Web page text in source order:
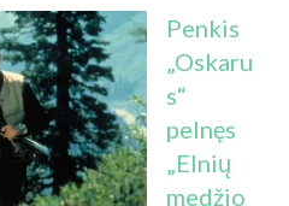
Penkis
„Oskaru
s“
pelnęs
„Elnių
medžio